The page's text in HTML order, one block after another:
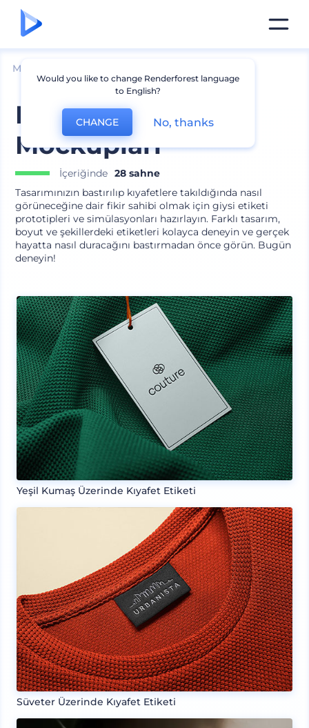
Mockuplar
Kıyafet Etiketi
Mockupları
İçeriğinde 28 sahne
Tasarımınızın bastırılıp kıyafetlere takıldığında nasıl
görüneceğine dair fikir sahibi olmak için giysi etiketi
prototipleri ve simülasyonları hazırlayın. Farklı tasarım,
boyut ve şekillerdeki etiketleri kolayca deneyin ve gerçek
hayatta nasıl duracağını bastırmadan önce görün. Bugün
deneyin!
Yeşil Kumaş Üzerinde Kıyafet Etiketi
Süveter Üzerinde Kıyafet Etiketi
Would you like to change Renderforest language
to English?
CHANGE No, thanks